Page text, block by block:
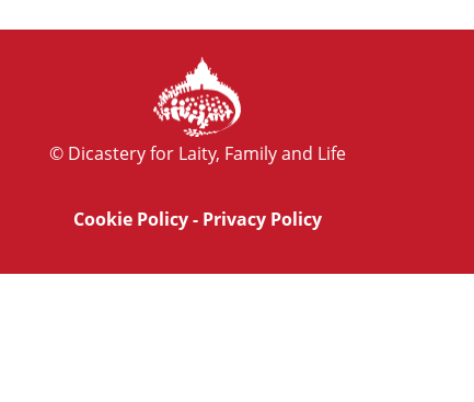
© Dicastery for Laity, Family and Life
Cookie Policy- Privacy Policy